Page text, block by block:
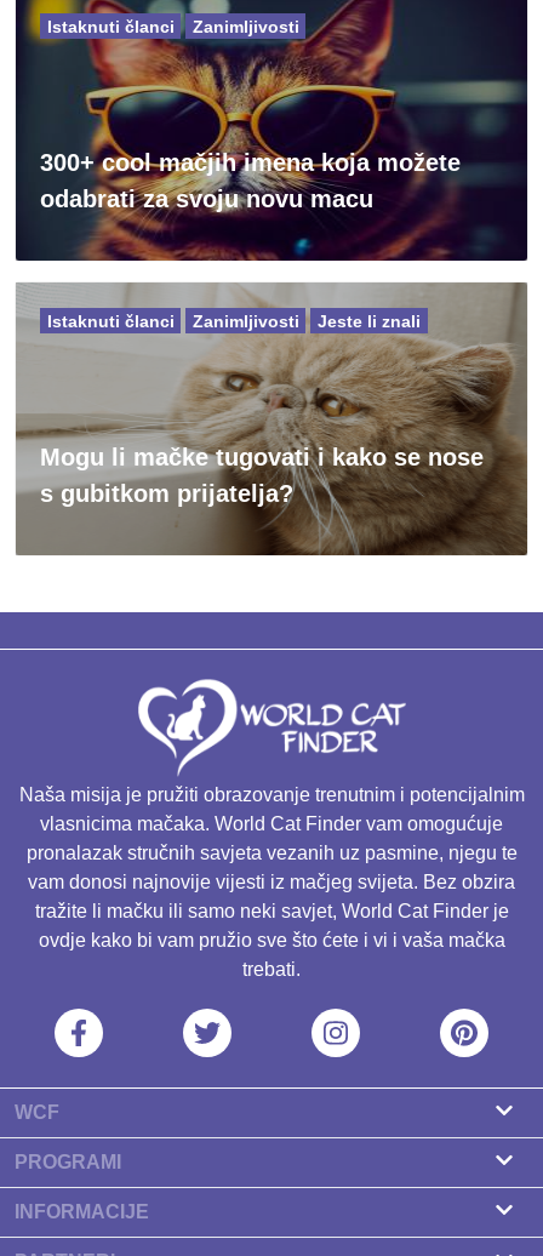
300+ cool mačjih imena koja možete
odabrati za svoju novu macu
Istaknuti članci Zanimljivosti
Mogu li mačke tugovati i kako se nose
s gubitkom prijatelja?
Istaknuti članci Zanimljivosti Jeste li znali
Naša misija je pružiti obrazovanje trenutnim i potencijalnim
vlasnicima mačaka. World Cat Finder vam omogućuje
pronalazak stručnih savjeta vezanih uz pasmine, njegu te
vam donosi najnovije vijesti iz mačjeg svijeta. Bez obzira
tražite li mačku ili samo neki savjet, World Cat Finder je
ovdje kako bi vam pružio sve što ćete i vi i vaša mačka
trebati.
WCF
O nama
Kontakt
Naši partneri
PROGRAMI
Program za uzgajivače
INFORMACIJE
Pronađite uzgajivača